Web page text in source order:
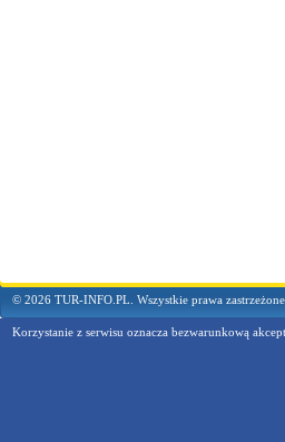
© 2026 TUR-INFO.PL. Wszystkie prawa zastrzeżone.
Korzystanie z serwisu oznacza bezwarunkową